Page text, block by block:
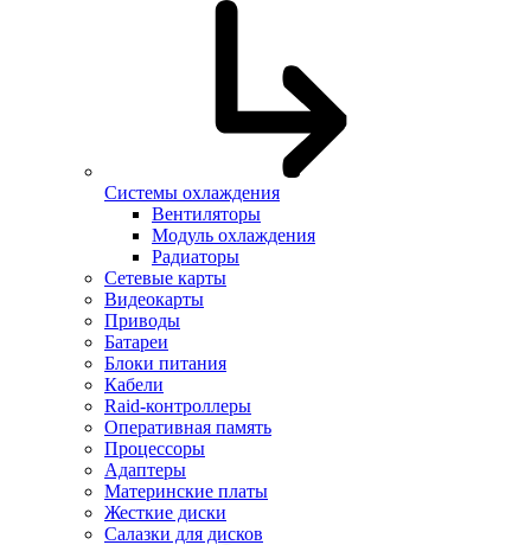
Системы охлаждения
Вентиляторы
Модуль охлаждения
Радиаторы
Сетевые карты
Видеокарты
Приводы
Батареи
Блоки питания
Кабели
Raid-контроллеры
Оперативная память
Процессоры
Адаптеры
Материнские платы
Жесткие диски
Салазки для дисков